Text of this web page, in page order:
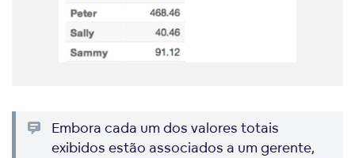
Embora cada um dos valores totais
exibidos estão associados a um gerente,